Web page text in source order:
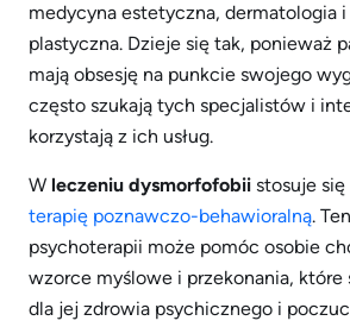
medycyna estetyczna, dermatologia
plastyczna. Dzieje się tak, ponieważ
mają obsesję na punkcie swojego
często szukają tych specjalistów i
korzystają z ich usług.
W leczeniu dysmorfofobii stosuje
terapię poznawczo-behawioralną.
psychoterapii może pomóc osobie
wzorce myślowe i przekonania, które
dla jej zdrowia psychicznego i